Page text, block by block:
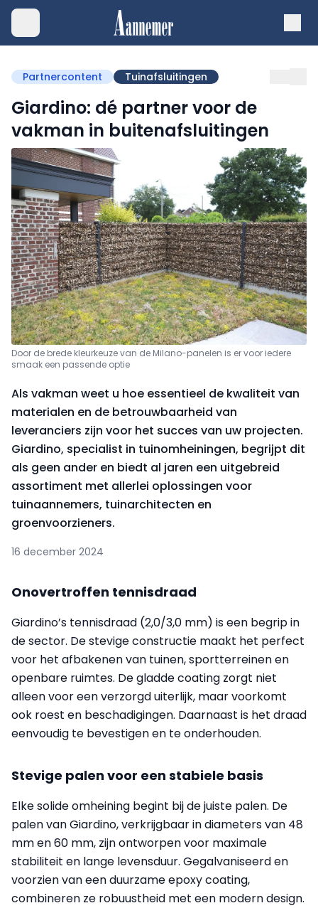
Partnercontent Tuinafsluitingen
Giardino: dé partner voor de
vakman in buitenafsluitingen
Door de brede kleurkeuze van de Milano-panelen is er voor iedere
smaak een passende optie
Als vakman weet u hoe essentieel de kwaliteit van
materialen en de betrouwbaarheid van
leveranciers zijn voor het succes van uw projecten.
Giardino, specialist in tuinomheiningen, begrijpt dit
als geen ander en biedt al jaren een uitgebreid
assortiment met allerlei oplossingen voor
tuinaannemers, tuinarchitecten en
groenvoorzieners.
16 december 2024
Onovertroffen tennisdraad
Giardino’s tennisdraad (2,0/3,0 mm) is een begrip in
de sector. De stevige constructie maakt het perfect
voor het afbakenen van tuinen, sportterreinen en
openbare ruimtes. De gladde coating zorgt niet
alleen voor een verzorgd uiterlijk, maar voorkomt
ook roest en beschadigingen. Daarnaast is het draad
eenvoudig te bevestigen en te onderhouden.
Stevige palen voor een stabiele basis
Elke solide omheining begint bij de juiste palen. De
palen van Giardino, verkrijgbaar in diameters van 48
mm en 60 mm, zijn ontworpen voor maximale
stabiliteit en lange levensduur. Gegalvaniseerd en
voorzien van een duurzame epoxy coating,
combineren ze robuustheid met een modern design.